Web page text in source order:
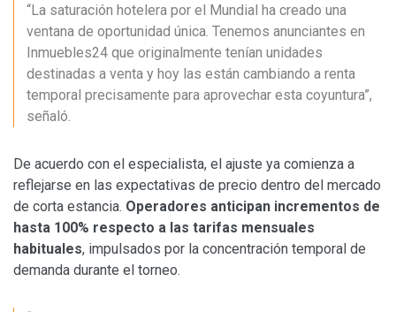
“La saturación hotelera por el Mundial ha creado una
ventana de oportunidad única. Tenemos anunciantes en
Inmuebles24 que originalmente tenían unidades
destinadas a venta y hoy las están cambiando a renta
temporal precisamente para aprovechar esta coyuntura”,
señaló.
De acuerdo con el especialista, el ajuste ya comienza a
reflejarse en las expectativas de precio dentro del mercado
de corta estancia. Operadores anticipan incrementos de
hasta 100% respecto a las tarifas mensuales
habituales, impulsados por la concentración temporal de
demanda durante el torneo.